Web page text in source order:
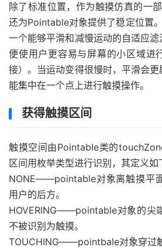
除了标准位置，作为触摸仿真的一
还为Pointable对象提供了稳定位置
一个能够平滑和减慢运动的自适应
便使用户更容易与屏幕的小区域进
接）。当运动变得很慢时，平滑会
能集中在一个点上进行触摸操作。
获得触摸区间
触摸空间由Pointable类的
区间用枚举类型进行识别，其定义如
NONE——pointable对象离触摸平
用户的后方。
HOVERING——pointable对象的尖
不被识别为触摸。
TOUCHING——pointbale对象穿过触